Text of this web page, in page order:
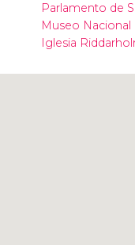
Parlamento de
Museo
Iglesia